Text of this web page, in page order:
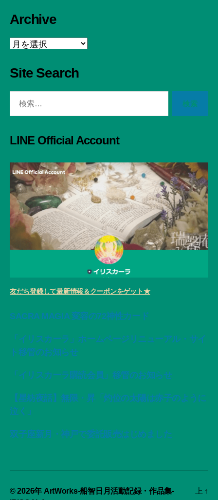
Archive
Archive
Site Search
LINE Official Account
友だち登録して最新情報＆クーポンをゲット★
SACRA MAGIA 変容の72神性カード
「イリスカーラ」ホームページリニューアル・サイ
ト移管のお知らせ
「イリスカーラ購読会員」移管のお知らせ
【星紡夜話】無限・昇「灼位の太陽は赤子のように
泣く」
双子座新月・神戸で委託販売はじめました
© 2026年 ArtWorks-船智日月活動記録・作品集-
上 ↑